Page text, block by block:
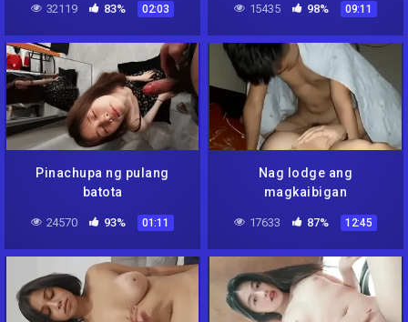
32119 83% 02:03 15435 98% 09:11
Pinachupa ng pulang
batota
24570 93% 01:11
Nag lodge ang
magkaibigan
17633 87% 12:45